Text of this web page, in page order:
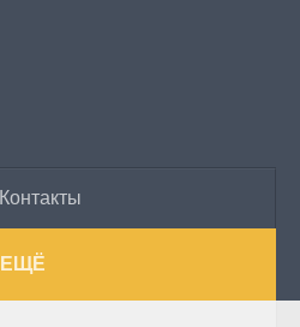
Контакты
ЕЩЁ